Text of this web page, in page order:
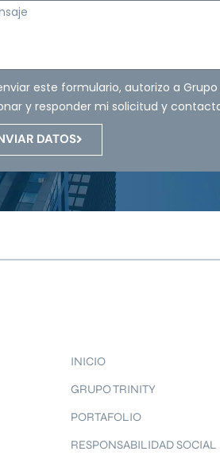
este formulario, autorizo a
y responder mi solicitud y
DATOS
INICIO
GRUPO TRINITY
PORTAFOLIO
RESPONSABILIDAD SOCIAL